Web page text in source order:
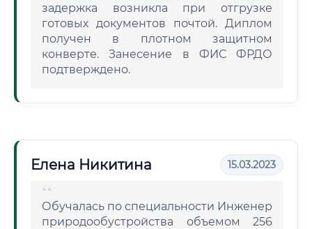
задержка возникла при отгрузке
готовых документов почтой. Диплом
получен в плотном защитном
конверте. Занесение в ФИС ФРДО
подтверждено.
Елена Никитина 15.03.2023
Обучалась по специальности Инженер
природообустройства объемом 256